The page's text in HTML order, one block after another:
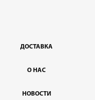
ДОСТАВКА
О НАС
НОВОСТИ